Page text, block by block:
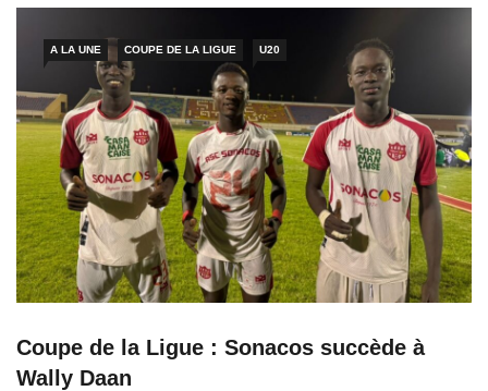
A LA UNE COUPE DE LA LIGUE U20
Coupe de la Ligue : Sonacos succède à
Wally Daan